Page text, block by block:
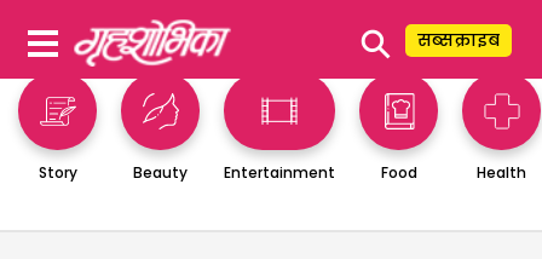
⚲ सब्सक्राइब
Story Beauty Entertainment Food Health